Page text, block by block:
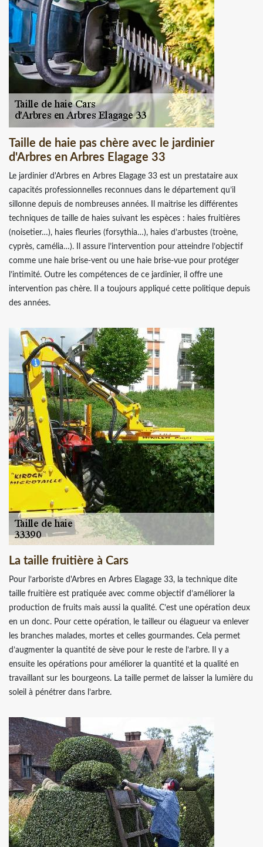
Taille de haie pas chère avec le jardinier
d'Arbres en Arbres Elagage 33
Le jardinier d'Arbres en Arbres Elagage 33 est un prestataire aux
capacités professionnelles reconnues dans le département qu’il
sillonne depuis de nombreuses années. Il maitrise les différentes
techniques de taille de haies suivant les espèces : haies fruitières
(noisetier…), haies fleuries (forsythia…), haies d’arbustes (troène,
cyprès, camélia…). Il assure l’intervention pour atteindre l’objectif
comme une haie brise-vent ou une haie brise-vue pour protéger
l’intimité. Outre les compétences de ce jardinier, il offre une
intervention pas chère. Il a toujours appliqué cette politique depuis
des années.
La taille fruitière à Cars
Pour l’arboriste d'Arbres en Arbres Elagage 33, la technique dite
taille fruitière est pratiquée avec comme objectif d’améliorer la
production de fruits mais aussi la qualité. C’est une opération deux
en un donc. Pour cette opération, le tailleur ou élagueur va enlever
les branches malades, mortes et celles gourmandes. Cela permet
d’augmenter la quantité de sève pour le reste de l’arbre. Il y a
ensuite les opérations pour améliorer la quantité et la qualité en
travaillant sur les bourgeons. La taille permet de laisser la lumière du
soleil à pénétrer dans l’arbre.